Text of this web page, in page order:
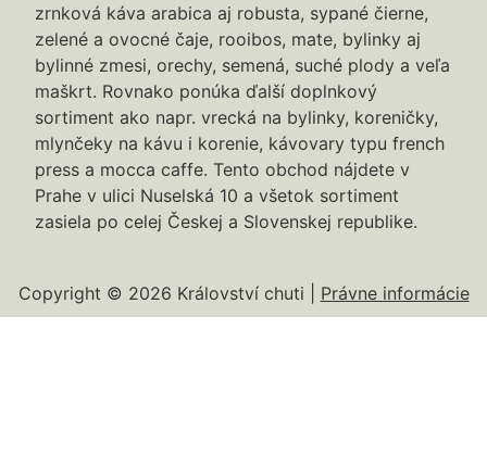
zrnková káva arabica aj robusta, sypané čierne,
zelené a ovocné čaje, rooibos, mate, bylinky aj
bylinné zmesi, orechy, semená, suché plody a veľa
maškrt. Rovnako ponúka ďalší doplnkový
sortiment ako napr. vrecká na bylinky, koreničky,
mlynčeky na kávu i korenie, kávovary typu french
press a mocca caffe. Tento obchod nájdete v
Prahe v ulici Nuselská 10 a všetok sortiment
zasiela po celej Českej a Slovenskej republike.
Copyright © 2026 Království chuti | Právne informácie